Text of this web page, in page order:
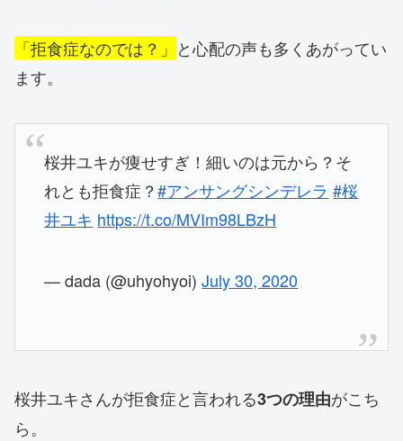
「拒食症なのでは？」 と心配の声も多くあがってい
ます。
桜井ユキが痩せすぎ！細いのは元から？そ
れとも拒食症？#アンサングシンデレラ #桜
井ユキ https://t.co/MVIm98LBzH
— dada (@uhyohyoi)July 30, 2020
桜井ユキさんが拒食症と言われる3つの理由がこち
ら。